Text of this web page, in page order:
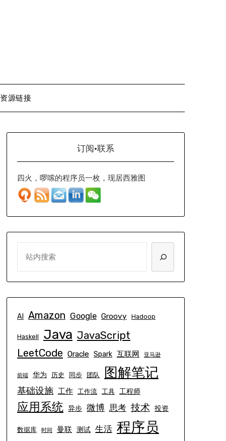
资源链接
订阅·联系
四火，啰嗦的程序员一枚，现居西雅图
AI Amazon Google Groovy Hadoop
Haskell Java JavaScript
LeetCode Oracle Spark 互联网 亚马逊
前端 华为 历史 同步 团队 图解笔记
基础设施 工作 工作流 工具 工程师
应用系统 异步 微博 思考 技术 投资
数据库 时间 曼联 测试 生活 程序员